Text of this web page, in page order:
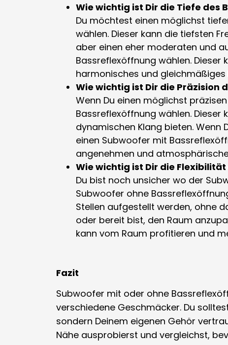
Wie wichtig ist Dir die Tiefe des
Du möchtest einen möglichst
wählen. Dieser kann die tiefsten
aber einen eher moderaten und
Bassreflexöffnung wählen. Dieser
harmonisches und gleichmäßiges
Wie wichtig ist Dir die Präzision
Wenn Du einen möglichst
Bassreflexöffnung wählen. Dieser
dynamischen Klang bieten.
einen Subwoofer mit
angenehmen und
Wie wichtig ist Dir die
Du bist noch unsicher wo der
Subwoofer ohne
Stellen aufgestellt werden, ohne
oder bereit bist, den Raum
kann vom Raum profitieren und
Fazit
Subwoofer mit oder ohne
verschiedene Geschmäcker. Du
sondern Deinem eigenen Gehör
Nähe ausprobierst und vergleichst,